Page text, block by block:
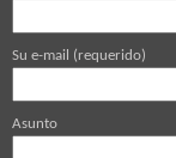
Su e-mail (requerido)
Asunto